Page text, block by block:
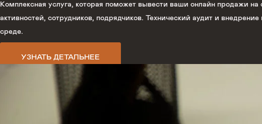
Комплексная услуга, которая поможет вывести ваши онлайн продажи
активностей, сотрудников, подрядчиков. Технический аудит и
среде.
УЗНАТЬ ДЕТАЛЬНЕЕ